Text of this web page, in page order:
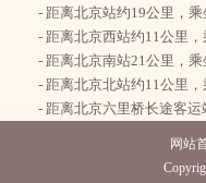
- 距离北京站约19公里，
- 距离北京西站约11公里
- 距离北京南站21公里，
- 距离北京北站约11公里
- 距离北京六里桥长途客
网站